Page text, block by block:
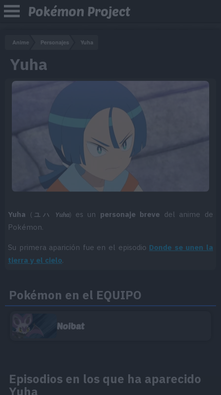
Pokémon Project
Anime Personajes Yuha
Yuha
Yuha (ユハ Yuha) es un personaje breve del anime de
Pokémon.
Su primera aparición fue en el episodio Donde se unen la
tierra y el cielo.
Pokémon en el EQUIPO
Noibat
Episodios en los que ha aparecido
Yuha